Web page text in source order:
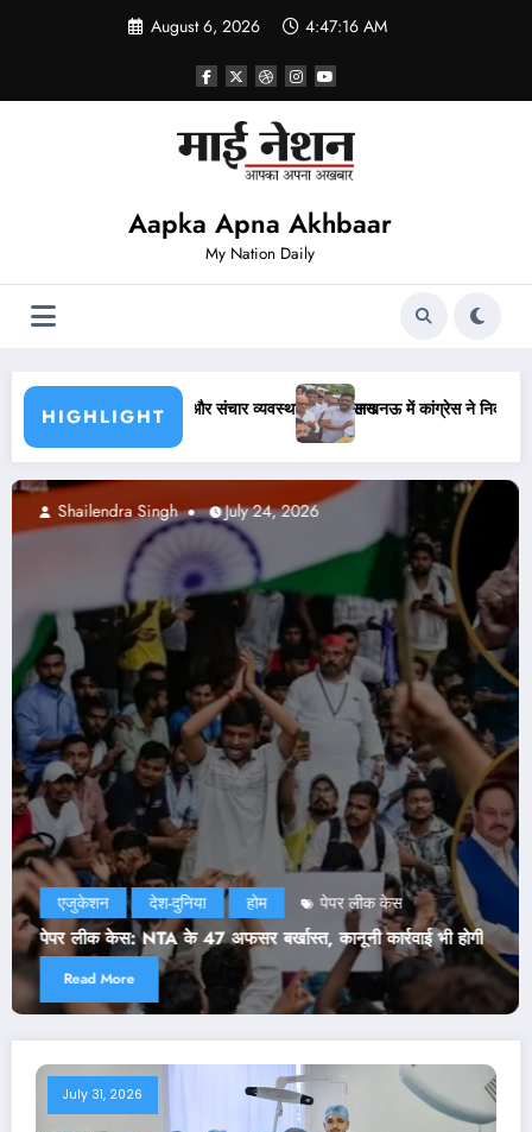
August 6, 2026 4:47:17 AM
Aapka Apna Akhbaar
My Nation Daily
HIGHLIGHT
आसानलखनऊ में कांग्रेस ने निकाला कैंडल मार्च, अजय राय की पुलिस से हुई बहस
होगी
एजुकेशन दिल्ली देश-दुनिया राजनीति होम
NEET Paper Leak: सरकार ने मानी CJP की दो डिमांड!
ने भी जारी किया बयान
Read More
Abhishek pandey July 24, 2026
July 31, 2026